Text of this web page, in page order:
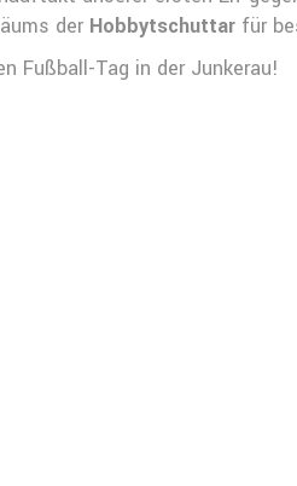
der Hobbytschuttar für
Fußball-Tag in der Junkerau!